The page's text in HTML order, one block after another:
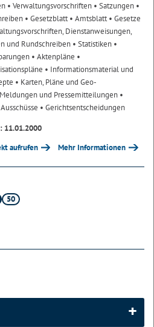
• Verwaltungsvorschriften • Satzungen •
• Gesetzblatt• Amtsblatt• Gesetze
Dienstanweisungen,
und Rundschreiben • Statistiken •
• Aktenpläne •
• Informationsmaterial und
• Karten, Pläne und Geo-
und Pressemitteilungen •
• Gerichtsentscheidungen
11.01.2000
aufrufen Mehr Informationen
50